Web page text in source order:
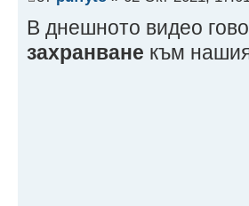
В днешното видео
захранване към